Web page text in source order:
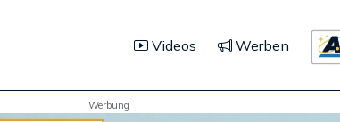
Videos Werben
Werbung